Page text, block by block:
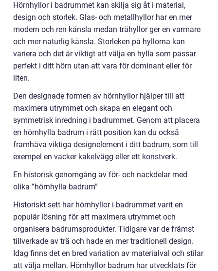
Hörnhyllor i badrummet kan skilja sig åt i material,
design och storlek. Glas- och metallhyllor har en mer
modern och ren känsla medan trähyllor ger en varmare
och mer naturlig känsla. Storleken på hyllorna kan
variera och det är viktigt att välja en hylla som passar
perfekt i ditt hörn utan att vara för dominant eller för
liten.
Den designade formen av hörnhyllor hjälper till att
maximera utrymmet och skapa en elegant och
symmetrisk inredning i badrummet. Genom att placera
en hörnhylla badrum i rätt position kan du också
framhäva viktiga designelement i ditt badrum, som till
exempel en vacker kakelvägg eller ett konstverk.
En historisk genomgång av för- och nackdelar med
olika ”hörnhylla badrum”
Historiskt sett har hörnhyllor i badrummet varit en
populär lösning för att maximera utrymmet och
organisera badrumsprodukter. Tidigare var de främst
tillverkade av trä och hade en mer traditionell design.
Idag finns det en bred variation av materialval och stilar
att välja mellan. Hörnhyllor badrum har utvecklats för